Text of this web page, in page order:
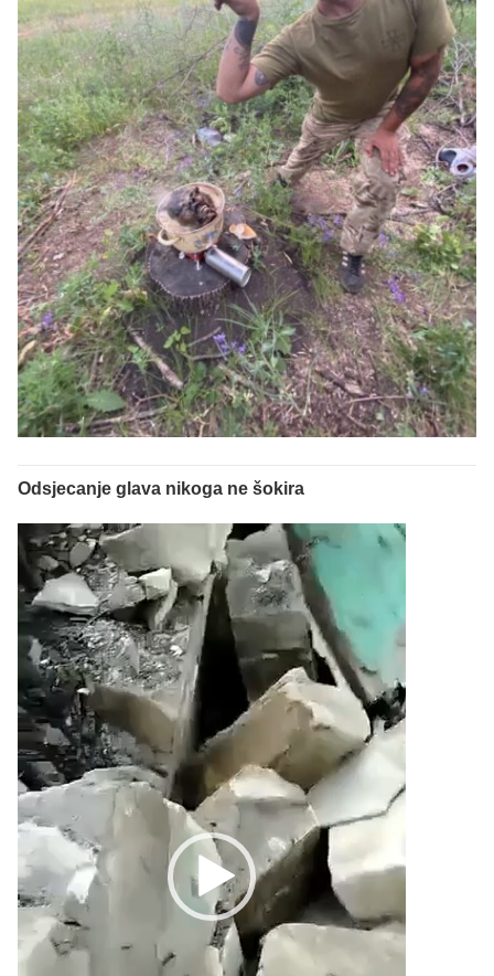
Odsjecanje glava nikoga ne šokira
Reproduktor
videozapisa